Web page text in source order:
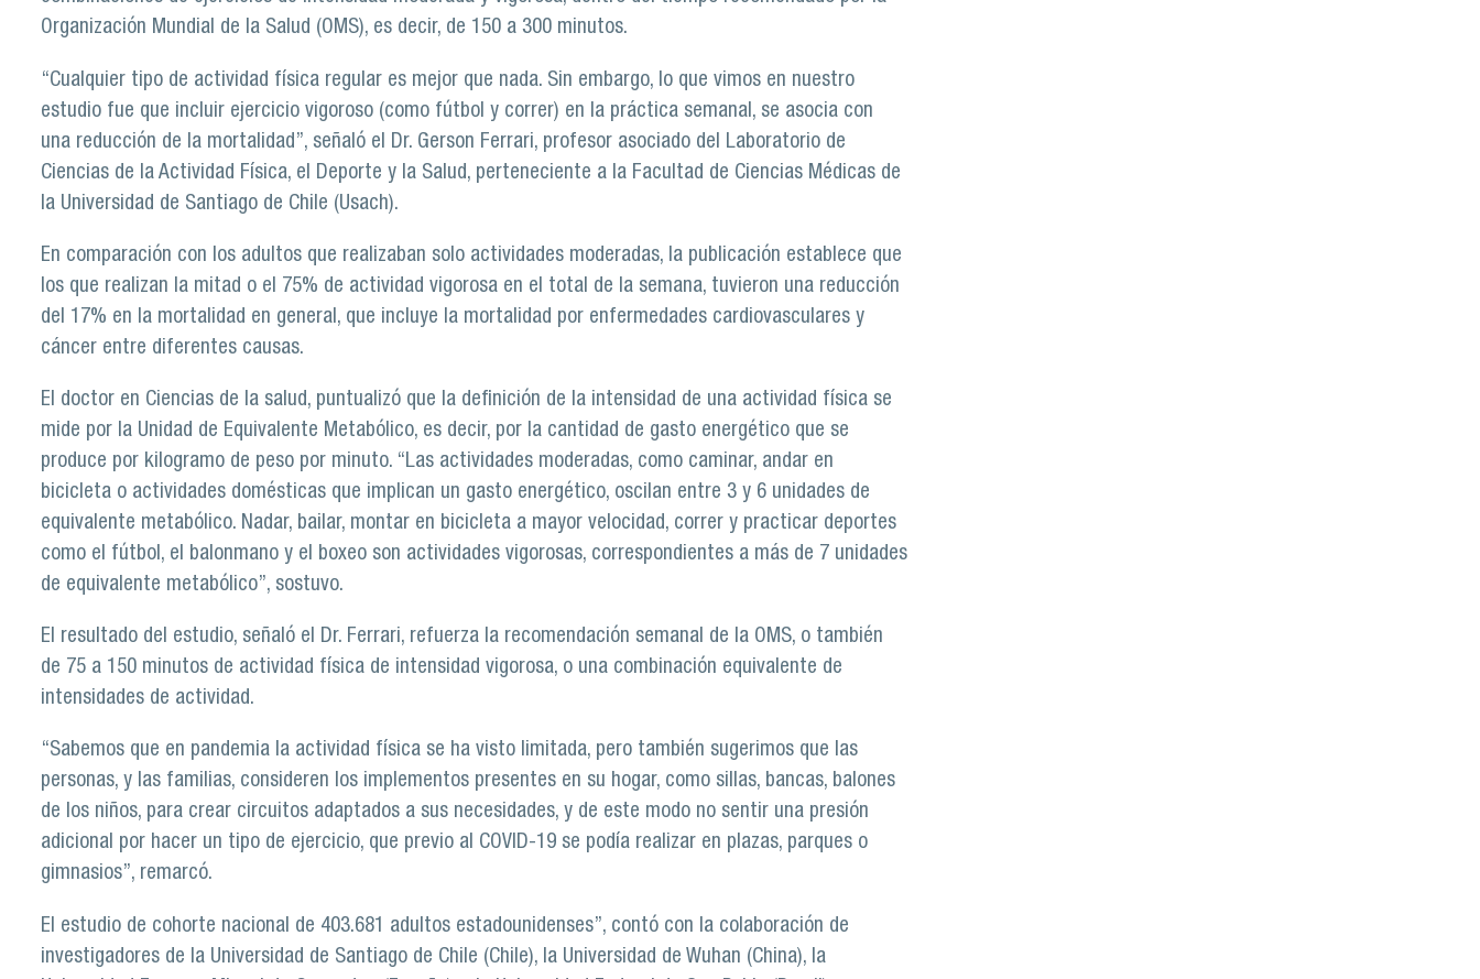
Organización Mundial de la Salud (OMS), es decir, de 150 a 300 minutos.
“Cualquier tipo de actividad física regular es mejor que nada. Sin embargo, lo que vimos en nuestro
estudio fue que incluir ejercicio vigoroso (como fútbol y correr) en la práctica semanal, se asocia con
una reducción de la mortalidad”, señaló el Dr. Gerson Ferrari, profesor asociado del Laboratorio de
Ciencias de la Actividad Física, el Deporte y la Salud, perteneciente a la Facultad de Ciencias Médicas de
la Universidad de Santiago de Chile (Usach).
En comparación con los adultos que realizaban solo actividades moderadas, la publicación establece que
los que realizan la mitad o el 75% de actividad vigorosa en el total de la semana, tuvieron una reducción
del 17% en la mortalidad en general, que incluye la mortalidad por enfermedades cardiovasculares y
cáncer entre diferentes causas.
El doctor en Ciencias de la salud, puntualizó que la definición de la intensidad de una actividad física se
mide por la Unidad de Equivalente Metabólico, es decir, por la cantidad de gasto energético que se
produce por kilogramo de peso por minuto. “Las actividades moderadas, como caminar, andar en
bicicleta o actividades domésticas que implican un gasto energético, oscilan entre 3 y 6 unidades de
equivalente metabólico. Nadar, bailar, montar en bicicleta a mayor velocidad, correr y practicar deportes
como el fútbol, el balonmano y el boxeo son actividades vigorosas, correspondientes a más de 7 unidades
de equivalente metabólico”, sostuvo.
El resultado del estudio, señaló el Dr. Ferrari, refuerza la recomendación semanal de la OMS, o también
de 75 a 150 minutos de actividad física de intensidad vigorosa, o una combinación equivalente de
intensidades de actividad.
“Sabemos que en pandemia la actividad física se ha visto limitada, pero también sugerimos que las
personas, y las familias, consideren los implementos presentes en su hogar, como sillas, bancas, balones
de los niños, para crear circuitos adaptados a sus necesidades, y de este modo no sentir una presión
adicional por hacer un tipo de ejercicio, que previo al COVID-19 se podía realizar en plazas, parques o
gimnasios”, remarcó.
El estudio de cohorte nacional de 403.681 adultos estadounidenses”, contó con la colaboración de
investigadores de la Universidad de Santiago de Chile (Chile), la Universidad de Wuhan (China), la